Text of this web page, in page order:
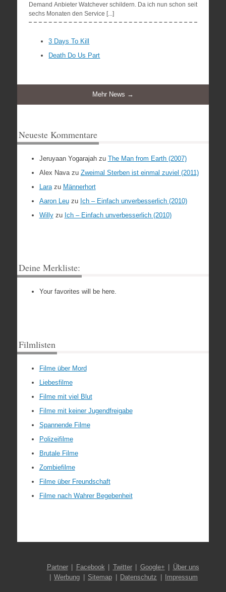
Demand Anbieter Watchever schildern. Da ich nun schon seit
sechs Monaten den Service [...]
3 Days To Kill
Death Do Us Part
Mehr News →
Neueste Kommentare
Jeruyaan Yogarajahzu The Man from Earth (2007)
Alex Navazu Zweimal Sterben ist einmal zuviel (2011)
Larazu Männerhort
Aaron Leuzu Ich – Einfach unverbesserlich (2010)
Willyzu Ich – Einfach unverbesserlich (2010)
Deine Merkliste:
Your favorites will be here.
Filmlisten
Filme über Mord
Liebesfilme
Filme mit viel Blut
Filme mit keiner Jugendfreigabe
Spannende Filme
Polizeifilme
Brutale Filme
Zombiefilme
Filme über Freundschaft
Filme nach Wahrer Begebenheit
Partner Facebook Twitter Google+
Über uns
Werbung
Sitemap Datenschutz Impressum